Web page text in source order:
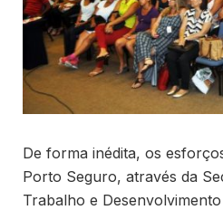
De forma inédita, os
Porto Seguro, através da
Trabalho e